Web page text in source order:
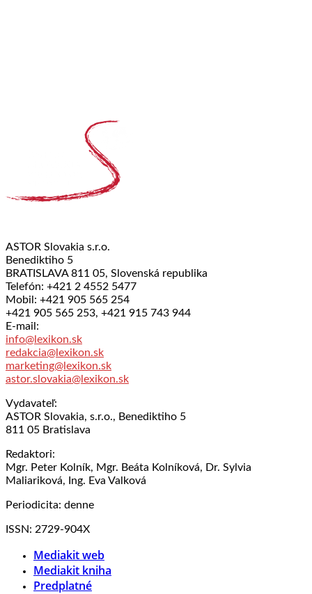
ASTOR Slovakia s.r.o.
Benediktiho 5
BRATISLAVA 811 05, Slovenská republika
Telefón: +421 2 4552 5477
Mobil: +421 905 565 254
+421 905 565 253, +421 915 743 944
E-mail:
info@lexikon.sk
redakcia@lexikon.sk
marketing@lexikon.sk
astor.slovakia@lexikon.sk
Vydavateľ:
ASTOR Slovakia, s.r.o., Benediktiho 5
811 05 Bratislava
Redaktori:
Mgr. Peter Kolník, Mgr. Beáta Kolníková, Dr. Sylvia
Maliariková, Ing. Eva Valková
Periodicita: denne
ISSN: 2729-904X
Mediakit web
Mediakit kniha
Predplatné